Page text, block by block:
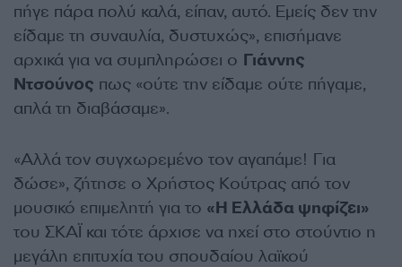
πήγε πάρα πολύ καλά, είπαν, αυτό. Εμείς δεν την
είδαμε τη συναυλία, δυστυχώς», επισήμανε
αρχικά για να συμπληρώσει ο Γιάννης
Ντσούνος πως «ούτε την είδαμε ούτε πήγαμε,
απλά τη διαβάσαμε».
«Αλλά τον συγχωρεμένο τον αγαπάμε! Για
δώσε», ζήτησε ο Χρήστος Κούτρας από τον
μουσικό επιμελητή για το «Η Ελλάδα ψηφίζει»
του ΣΚΑΪ και τότε άρχισε να ηχεί στο στούντιο η
μεγάλη επιτυχία του σπουδαίου λαϊκού